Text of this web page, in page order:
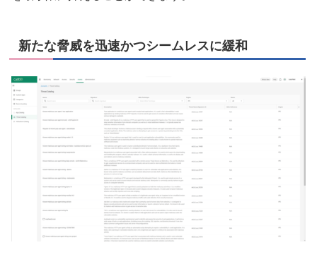
新たな脅威を迅速かつシームレスに緩和